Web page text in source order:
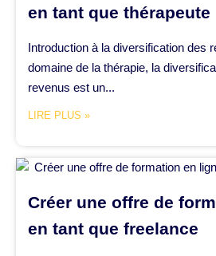
en tant que thérapeute
Introduction à la diversification des
domaine de la thérapie, la
revenus est un...
LIRE PLUS »
Créer une offre de
en tant que freelance